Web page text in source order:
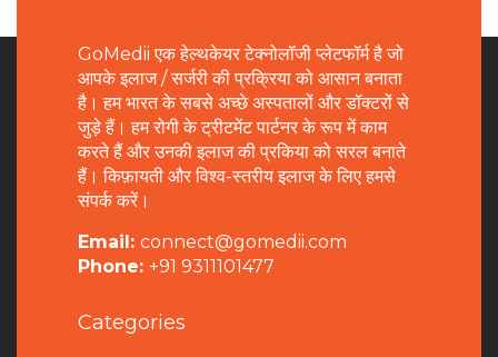
GoMedii एक हेल्थकेयर टेक्नोलॉजी प्लेटफॉर्म है जो
आपके इलाज / सर्जरी की प्रक्रिया को आसान बनाता
है। हम भारत के सबसे अच्छे अस्पतालों और डॉक्टरों से
जुड़े हैं। हम रोगी के ट्रीटमेंट पार्टनर के रूप में काम
करते हैं और उनकी इलाज की प्रकिया को सरल बनाते
हैं। किफ़ायती और विश्व-स्तरीय इलाज के लिए हमसे
संपर्क करें।
Email: connect@gomedii.com
Phone: +91 9311101477
Categories